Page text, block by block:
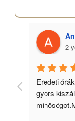
2
Eredeti
gyors